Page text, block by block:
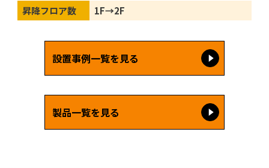
昇降フロア数
1F→2F
設置事例一覧を見る
製品一覧を見る